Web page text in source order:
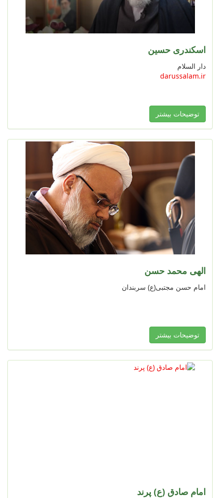
اسکندری حسین
دار السلام
darussalam.ir
توضیحات بیشتر
الهی محمد حسن
امام حسن مجتبی(ع) سربندان
توضیحات بیشتر
امام صادق (ع) پرند